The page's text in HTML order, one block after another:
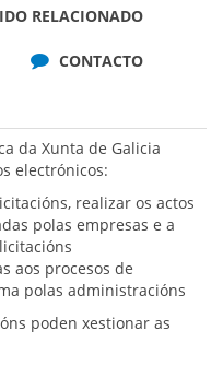
RELACIONADO
CONTACTO
da Xunta de Galicia
electrónicos:
realizar os actos
polas empresas e a
aos procesos de
polas administracións
poden xestionar as